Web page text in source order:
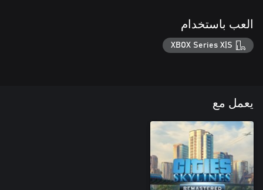
العب باستخدام
XBOX Series X|S
يعمل مع